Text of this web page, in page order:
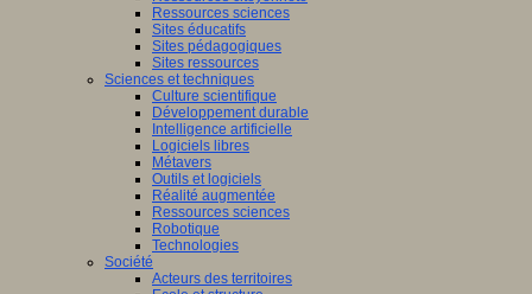
Ressources sciences
Sites éducatifs
Sites pédagogiques
Sites ressources
Sciences et techniques
Culture scientifique
Développement durable
Intelligence artificielle
Logiciels libres
Métavers
Outils et logiciels
Réalité augmentée
Ressources sciences
Robotique
Technologies
Société
Acteurs des territoires